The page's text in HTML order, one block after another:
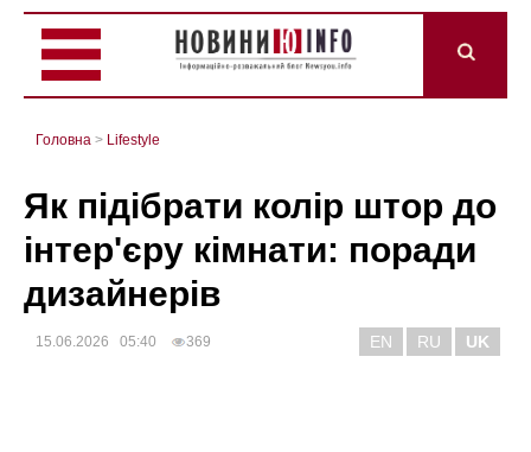
Головна > Lifestyle
Як підібрати колір штор до
інтер'єру кімнати: поради
дизайнерів
15.06.2026 05:40 369 EN RU UK